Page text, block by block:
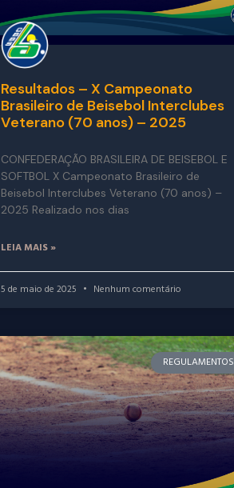
Resultados – X Campeonato
Brasileiro de Beisebol Interclubes
Veterano (70 anos) – 2025
CONFEDERAÇÃO BRASILEIRA DE BEISEBOL E
SOFTBOL X Campeonato Brasileiro de
Beisebol Interclubes Veterano (70 anos) –
2025 Realizado nos dias
LEIA MAIS »
5 de maio de 2025 Nenhum comentário
REGULAMENTOS